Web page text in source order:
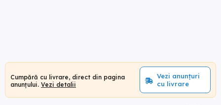
Cumpără cu livrare, direct din pagina
anunțului. Vezi detalii
Vezi anunțuri
cu livrare